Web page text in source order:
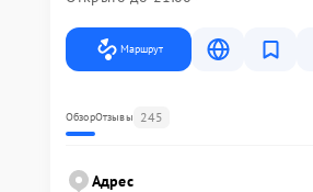
Маршрут
ОбзорОтзывы 245
Адрес